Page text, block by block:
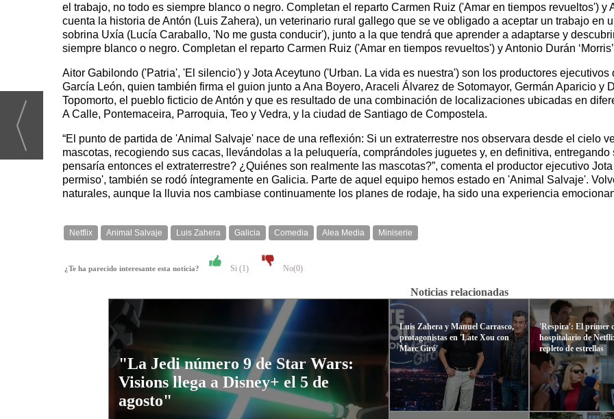
el trabajo, no todo es siempre blanco o negro. Completan el reparto Carmen Ruiz ('Amar en tiempos revueltos') y
cuenta la historia de Antón (Luis Zahera), un veterinario rural gallego que se ve obligado a aceptar un trabajo en
sobrina Uxía (Lucía Caraballo, 'No me gusta conducir'), junto a la que tendrá que aprender a adaptarse y
siempre blanco o negro. Completan el reparto Carmen Ruiz ('Amar en tiempos revueltos') y Antonio Durán
Aitor Gabilondo ('Patria', 'El silencio') y Jota Aceytuno ('Urban. La vida es nuestra') son los productores
García León, quien también firma el guion junto a Ana Boyero, Araceli Álvarez de Sotomayor, Germán Aparicio y
Topomorto, el pueblo ficticio de Antón y que es resultado de una combinación de localizaciones ubicadas en
A Calle, Pontemaceira, Parroquia, Teo y Vedra, y la ciudad de Santiago de Compostela.
“El punto de partida de 'Animal Salvaje' nace de una reflexión: Si un extraterrestre nos observara desde el cielo
mascotas, recogiendo sus cacas, llevándolas a la peluquería, comprándoles juguetes y, en definitiva,
pensaría entonces el extraterrestre? ¿Quiénes son realmente las mascotas?”, comenta el productor ejecutivo
permiso', también se rodó íntegramente en Galicia. Parte de aquel equipo hemos estado en 'Animal Salvaje'.
naturales, aunque la lluvia nos cambiase continuamente los planes de rodaje, ha sido una experiencia
Netflix Animal Salvaje Luis Zahera Galicia Comedia Alea Media Miniserie
¿Te ha parecido interesante esta noticia? Si (1) No(0)
Noticias relacionadas
"La Jedi número 9 de Star Wars:
Visions llega a Disney+ el 5 de
agosto"
Luis Zahera y Manuel Carrasco,
protagonistas en 'Late Xou con
Marc Giró'
'Respira': El primer
hospitalario de
repleto de estrellas